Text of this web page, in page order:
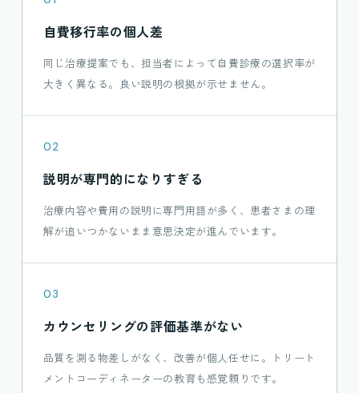
自費移行率の個人差
同じ治療提案でも、担当者によって自費診療の選択率が
大きく異なる。良い説明の根拠が示せません。
02
説明が専門的になりすぎる
治療内容や費用の説明に専門用語が多く、患者さまの理
解が追いつかないまま意思決定が進んでいます。
03
カウンセリングの評価基準がない
品質を測る物差しがなく、改善が個人任せに。トリート
メントコーディネーターの教育も感覚頼りです。